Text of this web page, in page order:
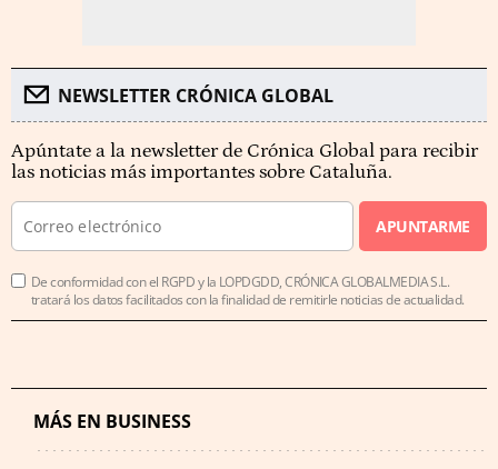
NEWSLETTER CRÓNICA GLOBAL
Apúntate a la newsletter de Crónica Global para recibir
las noticias más importantes sobre Cataluña.
APUNTARME
De conformidad con el RGPD y la LOPDGDD, CRÓNICA GLOBALMEDIA S.L.
tratará los datos facilitados con la finalidad de remitirle noticias de actualidad.
MÁS EN BUSINESS